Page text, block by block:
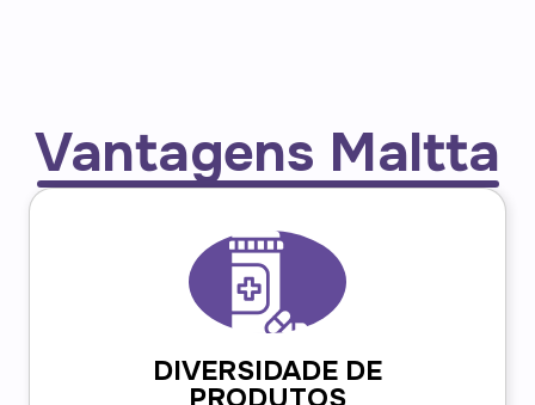
Vantagens Maltta
DIVERSIDADE DE